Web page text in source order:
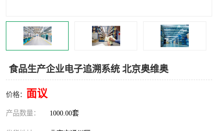
食品生产企业电子追溯系统 北京奥维奥
价格： 面议
产品数量： 1000.00套
小工厂erp系统 印染厂erp系统